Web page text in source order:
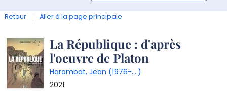
Retour Aller à la page principale
Détail
document
La République : d'après
l'oeuvre de Platon
Harambat, Jean (1976-....)
2021